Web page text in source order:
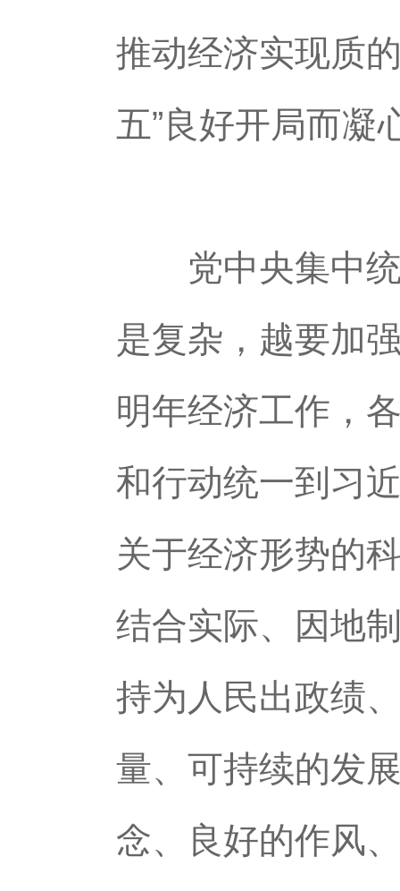
推动经济实现质
五”良好开局而凝
党中央集中统
是复杂，越要加
明年经济工作，
和行动统一到习
关于经济形势的
结合实际、因地
持为人民出政绩
量、可持续的发
念、良好的作风